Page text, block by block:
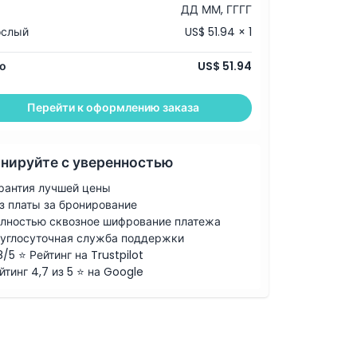
ДД ММ, ГГГГ
US$ 51.94 × 1
US$ 51.94
Перейти к оформлению заказа
с уверенностью
лучшей цены
платы за бронирование
сквозное шифрование платежа
служба поддержки
5 ⭐ Рейтинг на Trustpilot
4,7 из 5 ⭐ на Google